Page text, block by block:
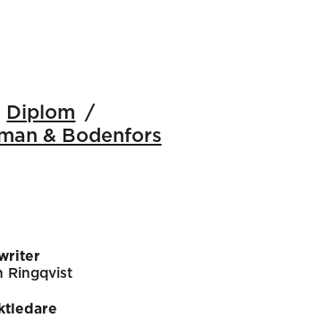
Diplom
& Bodenfors
Ringqvist